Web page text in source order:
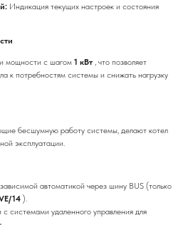
Индикация текущих настроек и состояния
мощности с шагом 1 кВт , что позволяет
к потребностям системы и снижать нагрузку
бесшумную работу системы, делают котел
эксплуатации.
автоматикой через шину BUS (только
14 ).
системами удаленного управления для